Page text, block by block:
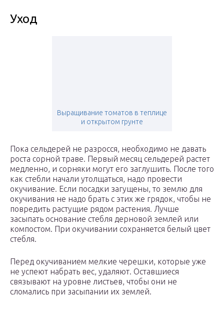
Уход
Выращивание томатов в теплице
и открытом грунте
Пока сельдерей не разросся, необходимо не давать
роста сорной траве. Первый месяц сельдерей растет
медленно, и сорняки могут его заглушить. После того
как стебли начали утолщаться, надо провести
окучивание. Если посадки загущены, то землю для
окучивания не надо брать с этих же грядок, чтобы не
повредить растущие рядом растения. Лучше
засыпать основание стебля дерновой землей или
компостом. При окучивании сохраняется белый цвет
стебля.
Перед окучиванием мелкие черешки, которые уже
не успеют набрать вес, удаляют. Оставшиеся
связывают на уровне листьев, чтобы они не
сломались при засыпании их землей.